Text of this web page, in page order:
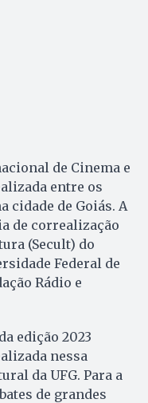
de Cinema e
entre os
cidade de Goiás. A
de correalização
(Secult) do
Federal de
Rádio e
edição 2023
nessa
da UFG. Para a
de grandes